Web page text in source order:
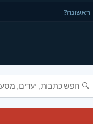
ראשונה?